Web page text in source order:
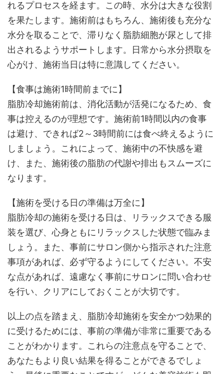
れるプロセスを経ます。この時、水分は大きな役割
を果たします。施術前はもちろん、施術後も充分な
水分を取ることで、滞りなく脂肪細胞が尿として排
出されるようサポートします。日常から水分摂取を
心がけ、施術当日は特に意識してください。
【食事は施術1時間前までに】
脂肪冷却施術前は、消化活動が活発になるため、食
事は控えるのが理想です。施術前1時間以内の食事
は避け、できれば2～3時間前には食べ終えるように
しましょう。これによって、施術中の不快感を避
け、また、施術後の脂肪の代謝や排出もスムーズに
なります。
【施術を受ける日の準備は万全に】
脂肪冷却の施術を受ける日は、リラックスできる服
装を選び、心身ともにリラックスした状態で臨みま
しょう。また、事前にサロン側から指示された注意
事項があれば、必ず守るようにしてください。不安
な点があれば、遠慮なく事前にサロンに問い合わせ
を行い、クリアにしておくことが大切です。
以上の点を踏まえ、脂肪冷却施術を安全かつ効果的
に受けるためには、事前の準備が非常に重要である
ことがわかります。これらの注意点を守ることで、
あなたもより良い結果を得ることができるでしょ